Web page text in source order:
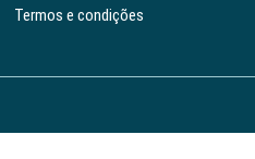
Termos e condições